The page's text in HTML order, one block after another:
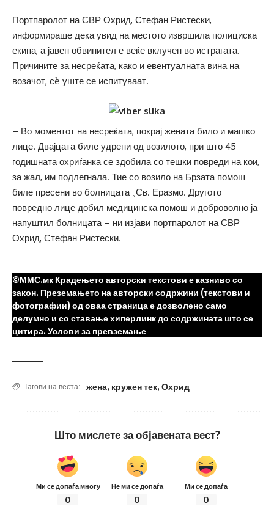
Портпаролот на СВР Охрид, Стефан Ристески,
информираше дека увид на местото извршила полициска
екипа, а јавен обвинител е веќе вклучен во истрагата.
Причините за несреќата, како и евентуалната вина на
возачот, сè уште се испитуваат.
– Во моментот на несреќата, покрај жената било и машко
лице. Двајцата биле удрени од возилото, при што 45-
годишната охриѓанка се здобила со тешки повреди на кои,
за жал, им подлегнала. Тие со возило на Брзата помош
биле пресени во болницата „Св. Еразмо. Другото
повредно лице добил медицинска помош и доброволно ја
напуштил болницата – ни изјави портпаролот на СВР
Охрид, Стефан Ристески.
©ММС.мк Крадењето авторски текстови е казниво со
закон. Преземањето на авторски содржини (текстови и
фотографии) од оваа страница е дозволено само
делумно и со ставање хиперлинк до содржината што се
цитира. Услови за превземање
Тагови на веста: жена, кружен тек, Охрид
Што мислете за објавената вест?
Ми се допаѓа многу
0
Не ми се допаѓа
0
Ми се допаѓа
0